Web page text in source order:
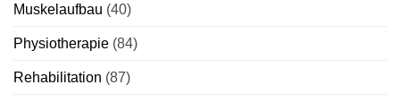
Muskelaufbau (40)
Physiotherapie (84)
Rehabilitation (87)